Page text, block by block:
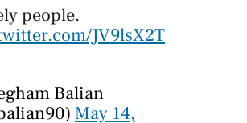
people.
JV9lsX2T
Balian
May 14,